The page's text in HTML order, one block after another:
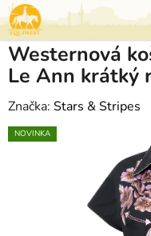
Přejít
na
obsah
Westernová
Le Ann krátký
Značka: Stars & Stripes
NOVINKA